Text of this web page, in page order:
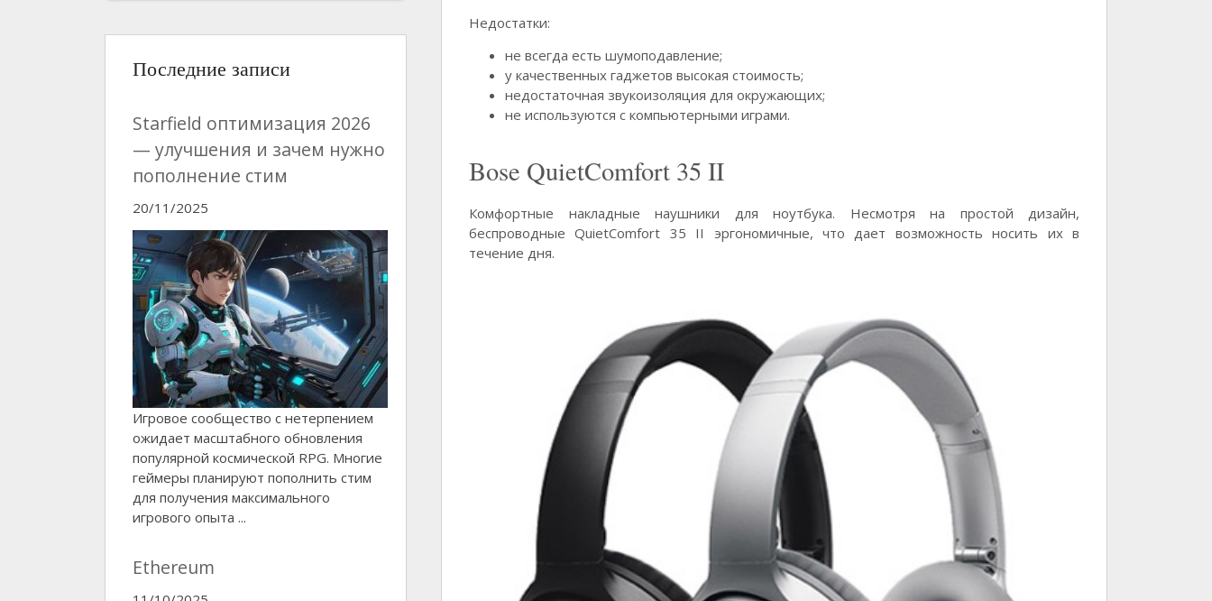
Недостатки:
не всегда есть шумоподавление;
у качественных гаджетов высокая стоимость;
недостаточная звукоизоляция для окружающих;
не используются с компьютерными играми.
Bose QuietComfort 35 II
Комфортные накладные наушники для ноутбука. Несмотря на простой дизайн,
беспроводные QuietComfort 35 II эргономичные, что дает возможность носить их в
течение дня.
Последние записи
Starfield оптимизация 2026
— улучшения и зачем нужно
пополнение стим
20/11/2025
Игровое сообщество с нетерпением
ожидает масштабного обновления
популярной космической RPG. Многие
геймеры планируют пополнить стим
для получения максимального
игрового опыта ...
Ethereum